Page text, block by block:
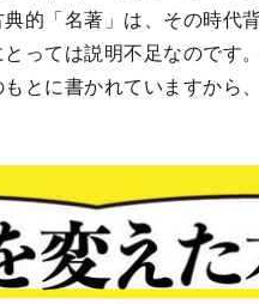
的「名著」は、その時代
っては説明不足なのです
とに書かれていますから